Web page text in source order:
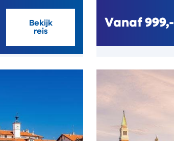
Bekijk
reis
Vanaf999,-